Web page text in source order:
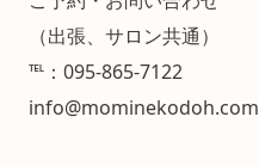
（出張、サロン共通）
℡：095-865-7122
info@mominekodoh.com